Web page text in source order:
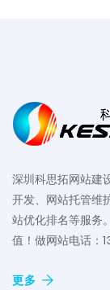
深圳科思拓网站建
开发、网站托管维
站优化排名等服务
值！做网站电话：
更多